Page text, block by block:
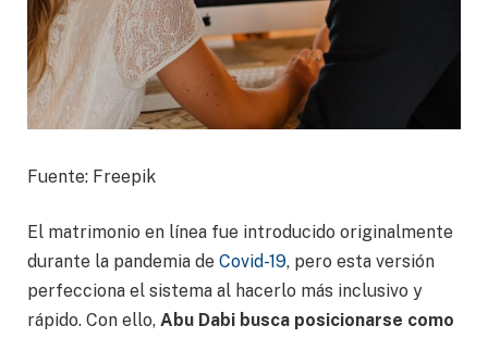
Fuente: Freepik
El matrimonio en línea fue introducido originalmente
durante la pandemia de Covid-19, pero esta versión
perfecciona el sistema al hacerlo más inclusivo y
rápido. Con ello, Abu Dabi busca posicionarse como